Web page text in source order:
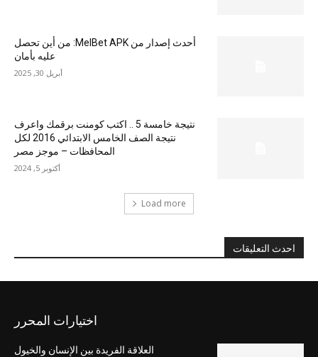
أحدث إصدار من MelBet APK: من أين تحصل
عليه بأمان
أبريل 30, 2025
نتيجة خامسة 5 .. اكتب كومنت برقمك واعرف
نتيجة الصف الخامس الابتدائي 2016 لكل
المحافظات – موجز مصر
أكتوبر 5, 2024
Load more
احدث التعليقات
اختيارات المحرر
العلاقة الفريدة بين الإنسان والخيول